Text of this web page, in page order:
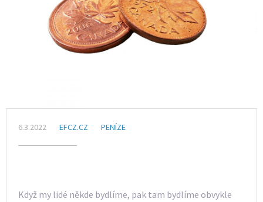
6.3.2022 EFCZ.CZ PENÍZE
Když my lidé někde bydlíme, pak tam bydlíme obvykle